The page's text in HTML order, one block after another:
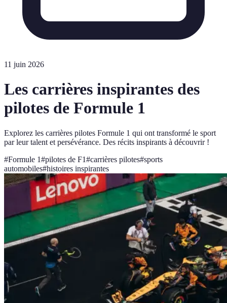
11 juin 2026
Les carrières inspirantes des
pilotes de Formule 1
Explorez les carrières pilotes Formule 1 qui ont transformé le sport
par leur talent et persévérance. Des récits inspirants à découvrir !
#Formule 1#pilotes de F1#carrières pilotes#sports
automobiles#histoires inspirantes